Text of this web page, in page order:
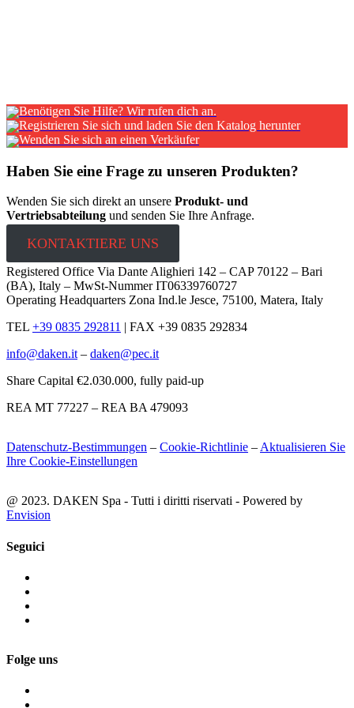
Benötigen Sie Hilfe? Wir rufen dich an.
Registrieren Sie sich und laden Sie den Katalog herunter
Wenden Sie sich an einen Verkäufer
Haben Sie eine Frage zu unseren Produkten?
Wenden Sie sich direkt an unsere Produkt- und
Vertriebsabteilung und senden Sie Ihre Anfrage.
KONTAKTIERE UNS
Registered Office Via Dante Alighieri 142 – CAP 70122 – Bari
(BA), Italy – MwSt-Nummer IT06339760727
Operating Headquarters Zona Ind.le Jesce, 75100, Matera, Italy
TEL +39 0835 292811 | FAX +39 0835 292834
info@daken.it – daken@pec.it
Share Capital €2.030.000, fully paid-up
REA MT 77227 – REA BA 479093
Datenschutz-Bestimmungen – Cookie-Richtlinie – Aktualisieren Sie
Ihre Cookie-Einstellungen
@ 2023. DAKEN Spa - Tutti i diritti riservati - Powered by
Envision
Seguici
Folge uns